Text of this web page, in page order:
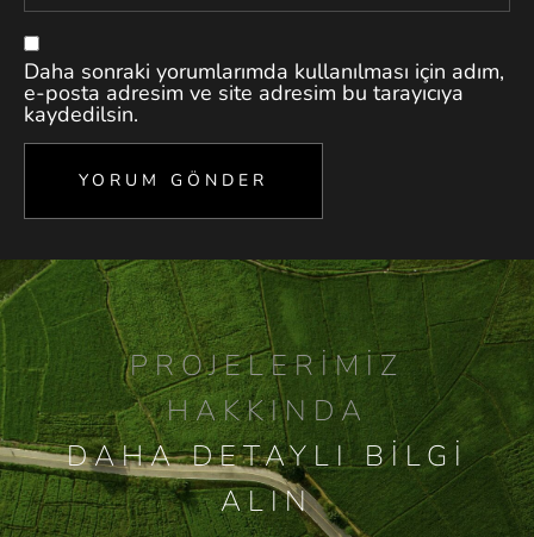
Daha sonraki yorumlarımda kullanılması için adım,
e-posta adresim ve site adresim bu tarayıcıya
kaydedilsin.
PROJELERIMIZ
HAKKINDA
DAHA DETAYLI BILGI
ALIN